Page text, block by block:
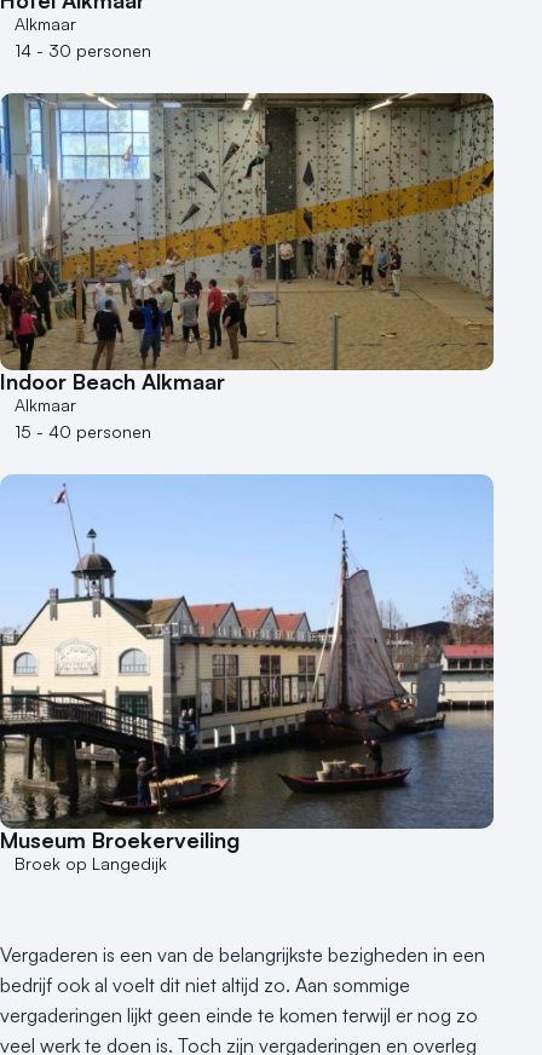
Alkmaar
14 - 30 personen
Indoor Beach Alkmaar
Alkmaar
15 - 40 personen
Museum Broekerveiling
Broek op Langedijk
Vergaderen is een van de belangrijkste bezigheden in een
bedrijf ook al voelt dit niet altijd zo. Aan sommige
vergaderingen lijkt geen einde te komen terwijl er nog zo
veel werk te doen is. Toch zijn vergaderingen en overleg